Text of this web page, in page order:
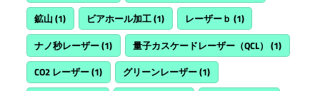
鉱山 (1) ビアホール加工(1) レーザーｂ (1)
ナノ秒レーザー(1) 量子カスケードレーザー（QCL） (1)
CO2 レーザー(1) グリーンレーザー(1)